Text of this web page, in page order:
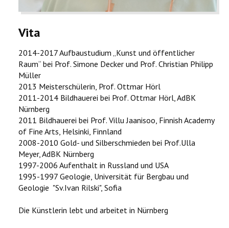
Vita
2014-2017 Aufbaustudium „Kunst und öffentlicher
Raum“ bei Prof. Simone Decker und Prof. Christian Philipp
Müller
2013 Meisterschülerin, Prof. Ottmar Hörl
2011-2014 Bildhauerei bei Prof. Ottmar Hörl, AdBK
Nürnberg
2011 Bildhauerei bei Prof. Villu Jaanisoo, Finnish Academy
of Fine Arts, Helsinki, Finnland
2008-2010 Gold- und Silberschmieden bei Prof.Ulla
Meyer, AdBK Nürnberg
1997-2006 Aufenthalt in Russland und USA
1995-1997 Geologie, Universität für Bergbau und
Geologie "Sv.Ivan Rilski", Sofia
Die Künstlerin lebt und arbeitet in Nürnberg